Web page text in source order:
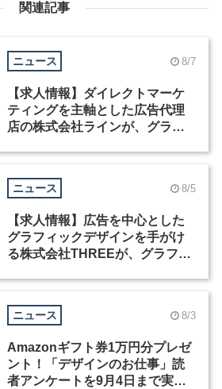
関連記事
ニュース 8/7
【求人情報】ダイレクトマーケ
ティングを主軸とした広告代理
店の株式会社ラインが、グラフ
ニュース 8/5
【求人情報】広告を中心とした
グラフィックデザインを手がけ
る株式会社THREEが、グラフィ
ニュース 8/3
Amazonギフト券1万円分プレゼ
ント！「デザインのお仕事」読
者アンケートを9月4日まで実施